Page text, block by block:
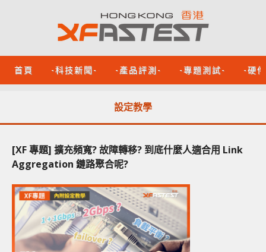
首頁 -科技新聞- -產品評測- -專題測試- -硬
設定教學
[XF 專題] 擴充頻寬? 故障轉移? 到底什麼人適合用 Link
Aggregation 鏈路聚合呢?